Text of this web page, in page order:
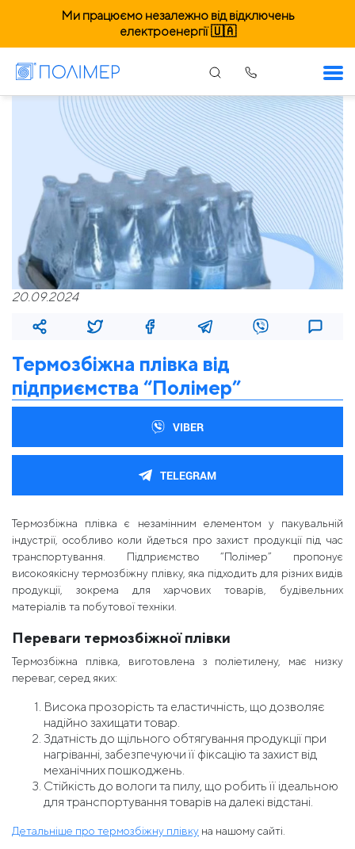
Ми працюємо незалежно від відключень
електроенергії 🇺🇦
20.09.2024
Термозбіжна плівка від
підприємства “Полімер”
VIBER
TELEGRAM
Термозбіжна плівка є незамінним елементом у пакувальній
індустрії, особливо коли йдеться про захист продукції під час
транспортування. Підприємство “Полімер” пропонує
високоякісну термозбіжну плівку, яка підходить для різних видів
продукції, зокрема для харчових товарів, будівельних
матеріалів та побутової техніки.
Переваги термозбіжної плівки
Термозбіжна плівка, виготовлена з поліетилену, має низку
переваг, серед яких:
Висока прозорість та еластичність, що дозволяє
надійно захищати товар.
Здатність до щільного обтягування продукції при
нагріванні, забезпечуючи її фіксацію та захист від
механічних пошкоджень.
Стійкість до вологи та пилу, що робить її ідеальною
для транспортування товарів на далекі відстані.
Детальніше про термозбіжну плівку на нашому сайті.